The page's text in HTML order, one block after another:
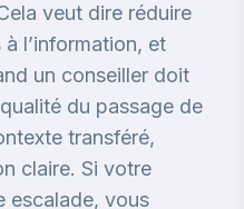
veut dire réduire
à l’information, et
un conseiller doit
du passage de
transféré,
claire. Si votre
escalade, vous